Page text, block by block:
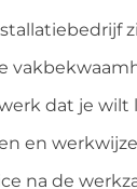
dat je wilt
en werkwijze
na de